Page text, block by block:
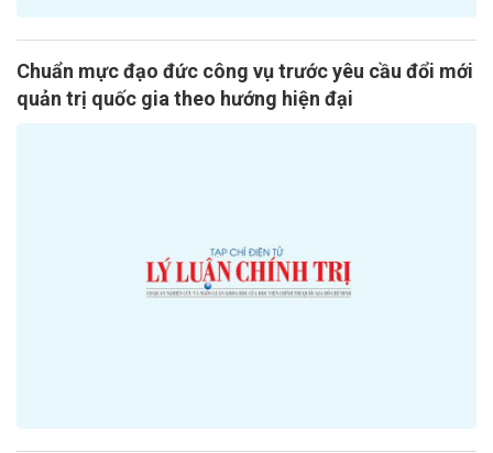
Chuẩn mực đạo đức công vụ trước yêu cầu đổi mới
quản trị quốc gia theo hướng hiện đại